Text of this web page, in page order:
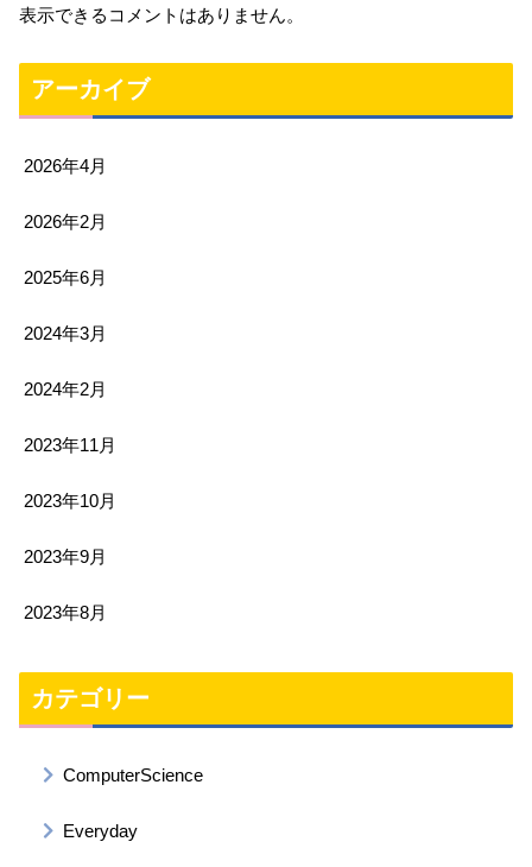
表示できるコメントはありません。
アーカイブ
2026年4月
2026年2月
2025年6月
2024年3月
2024年2月
2023年11月
2023年10月
2023年9月
2023年8月
カテゴリー
ComputerScience
Everyday